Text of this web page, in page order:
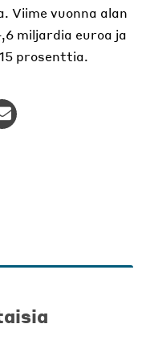
Viime vuonna alan
miljardia euroa ja
prosenttia.